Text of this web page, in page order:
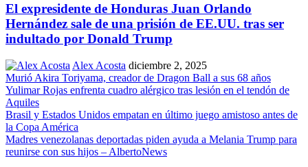
El expresidente de Honduras Juan Orlando
Hernández sale de una prisión de EE.UU. tras ser
indultado por Donald Trump
Alex Acosta diciembre 2, 2025
Murió Akira Toriyama, creador de Dragon Ball a sus 68 años
Yulimar Rojas enfrenta cuadro alérgico tras lesión en el tendón de
Aquiles
Brasil y Estados Unidos empatan en último juego amistoso antes de
la Copa América
Madres venezolanas deportadas piden ayuda a Melania Trump para
reunirse con sus hijos – AlbertoNews